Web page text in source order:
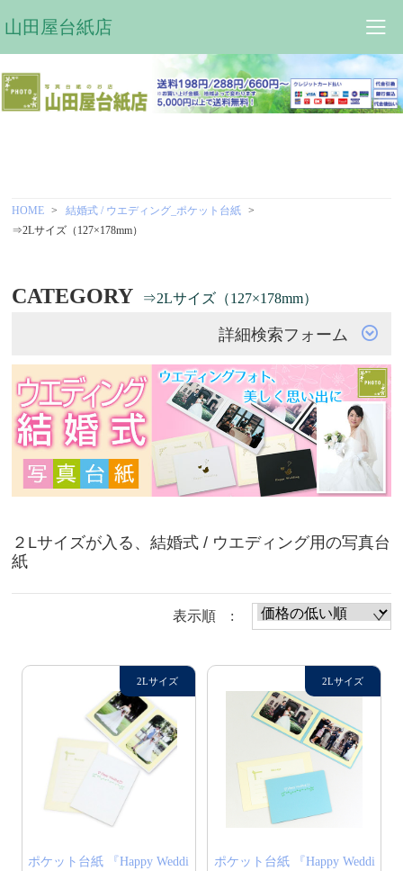
山田屋台紙店
HOME
結婚式 / ウエディング_ポケット台紙
⇒2Lサイズ（127×178mm）
CATEGORY ⇒2Lサイズ（127×178mm）
詳細検索フォーム
２Lサイズが入る、結婚式 / ウエディング用の写真台
紙
表示順 :
ポケット台紙 『Happy Weddi
ポケット台紙 『Happy Weddi